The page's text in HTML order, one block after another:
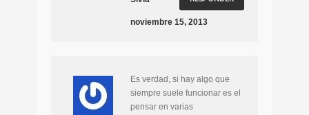
noviembre 15, 2013
Es verdad, si hay algo que
siempre suele funcionar es el
pensar en varias